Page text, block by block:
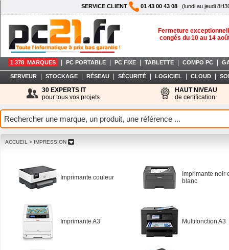
SERVICE CLIENT 01 43 00 43 08 (lundi au jeudi
Fermeture
congés du 10 au 14
1 378 MARQUES PC PORTABLE PC FIXE TABLETTE COMPO PC
SERVEUR STOCKAGE RÉSEAU SÉCURITÉ LOGICIEL CLOUD
30 EXPERTS IT
pour tous vos projets
HAUT NIVEAU
de certification
ACCUEIL > IMPRESSION
Imprimante couleur
Imprimante A3
Imprimante noir
blanc
Multifonction A3